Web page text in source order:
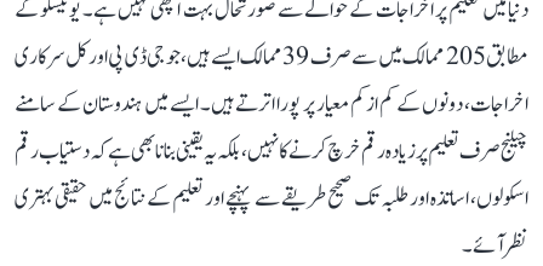
دنیا میں تعلیم پر اخراجات کے حوالے سے صورتحال بہت اچھی نہیں ہے۔ یونیسکو کے
مطابق 205 ممالک میں سے صرف 39 ممالک ایسے ہیں، جو جی ڈی پی اور کل سرکاری
اخراجات، دونوں کے کم از کم معیار پر پورا اترتے ہیں۔ ایسے میں ہندوستان کے سامنے
چیلنج صرف تعلیم پر زیادہ رقم خرچ کرنے کا نہیں، بلکہ یہ یقینی بنانا بھی ہے کہ دستیاب رقم
اسکولوں، اساتذہ اور طلبہ تک صحیح طریقے سے پہنچے اور تعلیم کے نتائج میں حقیقی بہتری
نظر آئے۔